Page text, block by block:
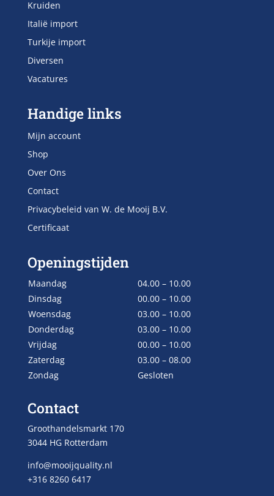
Kruiden
Italië import
Turkije import
Diversen
Vacatures
Handige links
Mijn account
Shop
Over Ons
Contact
Privacybeleid van W. de Mooij B.V.
Certificaat
Openingstijden
Maandag
04.00 – 10.00
Dinsdag
00.00 – 10.00
Woensdag
03.00 – 10.00
Donderdag
03.00 – 10.00
Vrijdag
00.00 – 10.00
Zaterdag
03.00 – 08.00
Zondag
Gesloten
Contact
Groothandelsmarkt 170
3044 HG Rotterdam
info@mooijquality.nl
+316 8260 6417